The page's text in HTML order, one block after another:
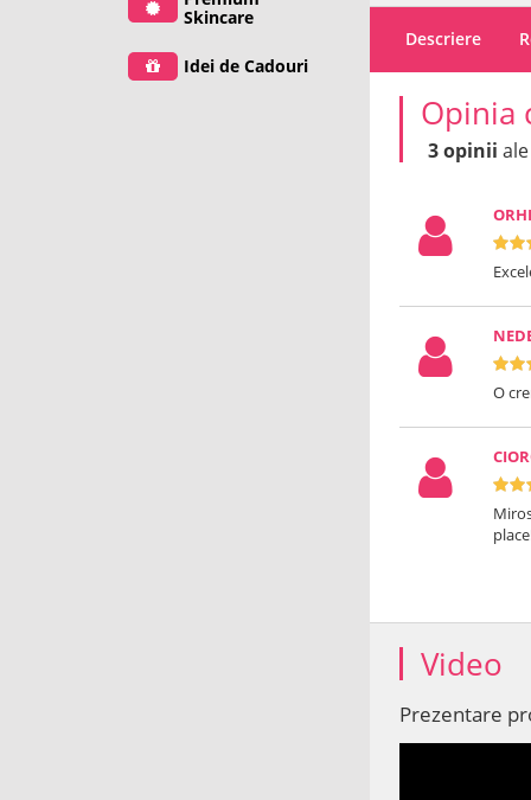
Skincare
Idei de Cadouri
Descriere
Opinia
3 opinii
O
Video
Prezentare